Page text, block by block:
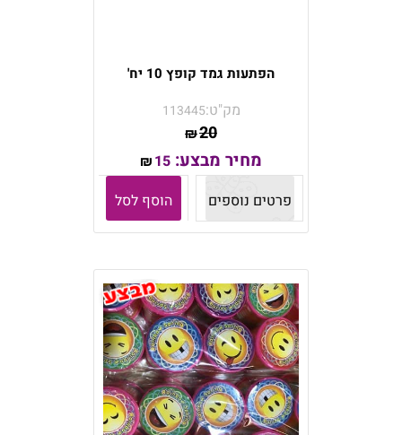
הפתעות גמד קופץ 10 יח'
מק"ט:113445
₪20
מחיר מבצע: ₪15
פרטים נוספים
הוסף לסל